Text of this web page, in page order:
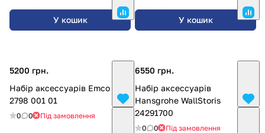
У кошик У кошик
5200 грн.
Набір аксессуарів Emco Flow
2798 001 01
0 0 Під замовлення
6550 грн.
Набір аксессуарів
Hansgrohe WallStoris
24291700
0 0 Під замовлення